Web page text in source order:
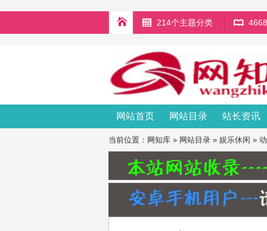
214个主题分类
网站首页 网站目录 站长资讯
当前位置： 网知库 » 网站目录 » 娱乐休闲 »